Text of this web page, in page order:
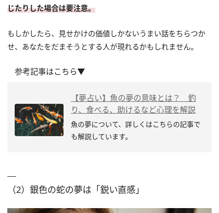
じたりした場合は要注意。
もしかしたら、見せかけの価値しかないうまい話をちらつか
せ、あなたをだまそうとする人が現れるかもしれません。
参考記事はこちら▼
【夢占い】魚の夢の意味とは？ 釣
り、食べる、助けるなど心理を解説
魚の夢について、詳しくはこちらの記事で
も解説しています。
（2）銀色の蛇の夢は「鋭い直感」